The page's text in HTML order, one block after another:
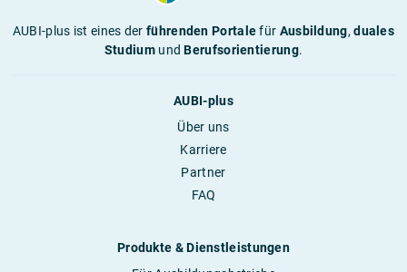
AUBI-plus ist eines derführenden Portalefür Ausbildung,duales
StudiumundBerufsorientierung.
AUBI-plus
Über uns
Karriere
Partner
FAQ
Produkte & Dienstleistungen